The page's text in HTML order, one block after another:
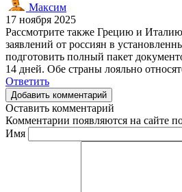
Максим
17 ноября 2025
Рассмотрите также Грецию и Италию
заявлений от россиян в
подготовить полный пакет
14 дней. Обе страны лояльно
Ответить
Добавить комментарий
Оставить комментарий
Комментарии появляются на сайте
Имя